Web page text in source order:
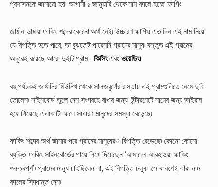
প্রশাসনকে জানানো হয়৷ আগামী ১ জানুয়ারি থেকে নাম বদলে হচ্ছে ফাগিং৷
জার্মান ভাষায় ফাকিং শব্দের কোনো অর্থ নেই৷ উচ্চারণ ফাগিং৷ এত দিন এই নাম নিয়ে
যে বিপত্তি হতে পারে, তা বুঝতেই পারেননি গ্রামের মানুষ৷ বস্তুত এই গ্রামের
অদূরেই রয়েছে আরো দুইটি গ্রাম– কিসিংএবং ওয়েডিং৷
বহু পর্যটকই জার্মানির মিউনিখ থেকে সালজবুর্গের রাস্তায় এই গ্রামগুলিতে নেমে ছবি
তোলেন৷ সাইনবোর্ড তুলে নেন সংগ্রহে রাখার জন্য৷ ইন্টারনেটে নামের জন্য ভাইরাল
হয়ে গিয়েছে এলাকাটি৷ ফলে সাধারণ মানুষের সমস্যা বেড়েছে৷
ফাকিং শব্দের অর্থ জানার পরে গ্রামের মানুষেরও বিপত্তি বেড়েছে৷ কোনো কোনো
ব্যক্তি ফাকিং সাইনবোর্ডের গায়ে লিখে দিয়েছেন ‘আমাদের আবহাওয়া ফাকিং
গুরুত্বপূর্ণ’৷ গ্রামের মানুষ চাইছিলেন না, এই বিপত্তি চলুক৷ সে কারণেই তাঁরা নাম
বদলের সিদ্ধান্ত নেন৷